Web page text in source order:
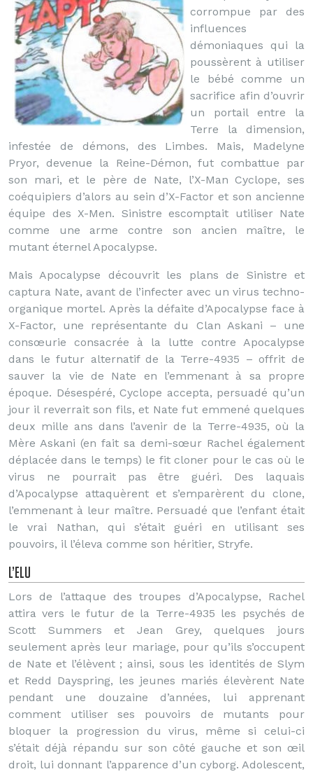
corrompue par des
influences
démoniaques qui la
poussèrent à utiliser
le bébé comme un
sacrifice afin d’ouvrir
un portail entre la
Terre la dimension,
infestée de démons, des Limbes. Mais, Madelyne
Pryor, devenue la Reine-Démon, fut combattue par
son mari, et le père de Nate, l’X-Man Cyclope, ses
coéquipiers d’alors au sein d’X-Factor et son ancienne
équipe des X-Men. Sinistre escomptait utiliser Nate
comme une arme contre son ancien maître, le
mutant éternel Apocalypse.
Mais Apocalypse découvrit les plans de Sinistre et
captura Nate, avant de l’infecter avec un virus techno-
organique mortel. Après la défaite d’Apocalypse face à
X-Factor, une représentante du Clan Askani – une
consœurie consacrée à la lutte contre Apocalypse
dans le futur alternatif de la Terre-4935 – offrit de
sauver la vie de Nate en l’emmenant à sa propre
époque. Désespéré, Cyclope accepta, persuadé qu’un
jour il reverrait son fils, et Nate fut emmené quelques
deux mille ans dans l’avenir de la Terre-4935, où la
Mère Askani (en fait sa demi-sœur Rachel également
déplacée dans le temps) le fit cloner pour le cas où le
virus ne pourrait pas être guéri. Des laquais
d’Apocalypse attaquèrent et s’emparèrent du clone,
l’emmenant à leur maître. Persuadé que l’enfant était
le vrai Nathan, qui s’était guéri en utilisant ses
pouvoirs, il l’éleva comme son héritier, Stryfe.
L’Elu
Lors de l’attaque des troupes d’Apocalypse, Rachel
attira vers le futur de la Terre-4935 les psychés de
Scott Summers et Jean Grey, quelques jours
seulement après leur mariage, pour qu’ils s’occupent
de Nate et l’élèvent ; ainsi, sous les identités de Slym
et Redd Dayspring, les jeunes mariés élevèrent Nate
pendant une douzaine d’années, lui apprenant
comment utiliser ses pouvoirs de mutants pour
bloquer la progression du virus, même si celui-ci
s’était déjà répandu sur son côté gauche et son œil
droit, lui donnant l’apparence d’un cyborg. Adolescent,